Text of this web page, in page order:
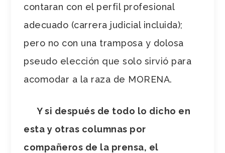
contaran con el perfil profesional
adecuado (carrera judicial incluida);
pero no con una tramposa y dolosa
pseudo elección que solo sirvió para
acomodar a la raza de MORENA.
Y si después de todo lo dicho en
esta y otras columnas por
compañeros de la prensa, el